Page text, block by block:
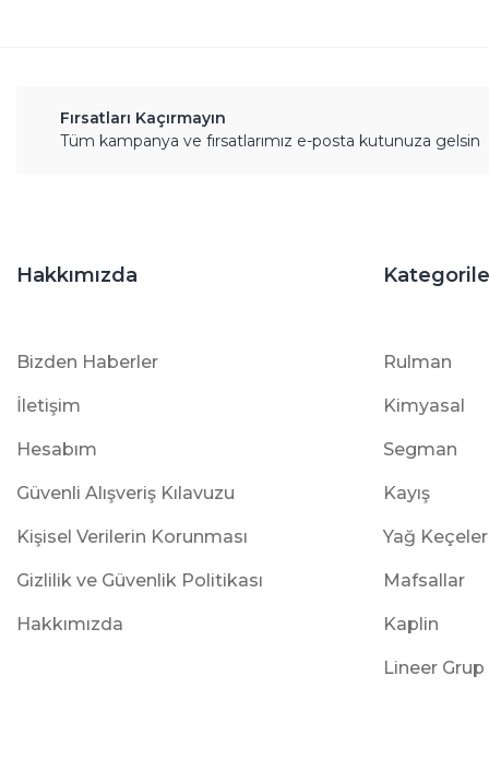
Fırsatları Kaçırmayın
Tüm kampanya ve fırsatlarımız e-posta kutunuza gelsin
Hakkımızda
Bizden Haberler
İletişim
Hesabım
Güvenli Alışveriş Kılavuzu
Kişisel Verilerin Korunması
Gizlilik ve Güvenlik Politikası
Hakkımızda
Rulman
Kimyasal
Segman
Kayış
Yağ
Mafsallar
Kaplin
Lineer Grup